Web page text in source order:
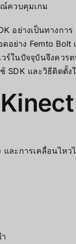
ควบคุมเกม
อย่างเป็นทางการ
ย่าง Femto Bolt
ในปัจจุบันจึงควร
และวิธีติดตั้ง
ะการเคลื่อนไหว